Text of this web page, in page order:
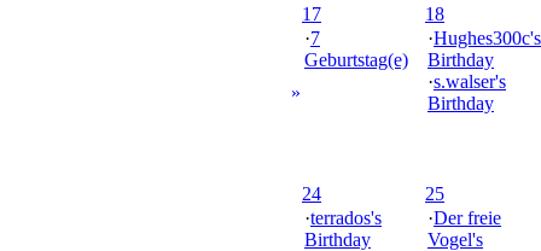
»
17
·7
Geburtstag(e)
18
·Hughes300c's
Birthday
·s.walser's
Birthday
24
·terrados's
Birthday
25
·Der freie
Vogel's